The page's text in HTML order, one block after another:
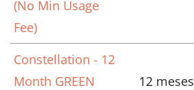
(No Min Usage
Fee)
Constellation - 12
Month GREEN
12 meses